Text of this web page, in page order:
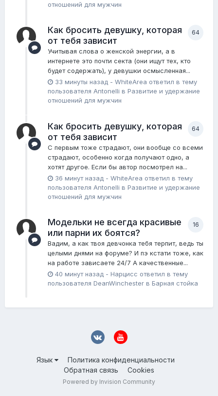
отношений для мужчин
64
Как бросить девушку, которая
от тебя зависит
Учитывая слова о женской энергии, а в
интернете это почти секта (они ищут тех, кто
будет содержать), у девушки осмысленная...
33 минуты назад - WhiteArea ответил в тему
пользователя Antonelli в Pазвитие и удержание
отношений для мужчин
64
Как бросить девушку, которая
от тебя зависит
С первым тоже страдают, они вообще со всеми
страдают, особенно когда получают одно, а
хотят другое. Если бы автор посмотрел на...
36 минут назад - WhiteArea ответил в тему
пользователя Antonelli в Pазвитие и удержание
отношений для мужчин
16
Модельки не всегда красивые
или парни их боятся?
Вадим, а как твоя девчонка тебя терпит, ведь ты
целыми днями на форуме? И пэ кстати тоже, как
на работе зависаете 24/7 А качественные...
40 минут назад - Нарцисс ответил в тему
пользователя DeanWinchester в Барная стойка
Язык
Политика конфиденциальности
Обратная связь
Cookies
Powered by Invision Community